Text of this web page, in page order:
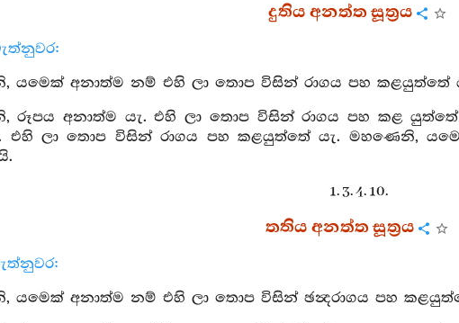
දුතිය අනත්ත සූත්‍රය
යමෙක් අනාත්ම නම් එහි ලා තොප විසින් රාගය පහ කළයුත්තේ
රූපය අනාත්ම යැ. එහි ලා තොප විසින් රාගය පහ කළ යුත්තේ
එහි ලා තොප විසින් රාගය පහ කළයුත්තේ යැ. මහණෙනි,
1. 3. 4. 10.
තතිය අනත්ත සූත්‍රය
යමෙක් අනාත්ම නම් එහි ලා තොප විසින් ඡන්‍දරාගය පහ